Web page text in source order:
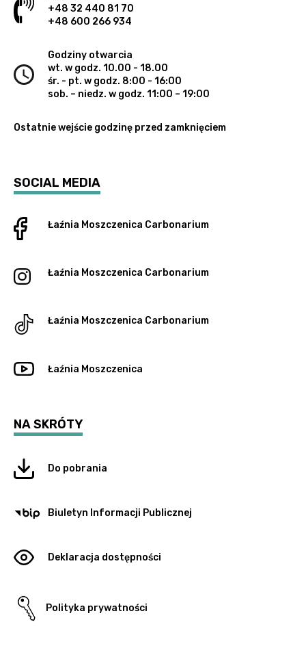
+48 32 440 81 70
+48 600 266 934
Godziny otwarcia
wt. w godz. 10.00 - 18.00
śr. - pt. w godz. 8:00 - 16:00
sob. – niedz. w godz. 11:00 – 19:00
Ostatnie wejście godzinę przed zamknięciem
SOCIAL MEDIA
Łaźnia Moszczenica Carbonarium
Łaźnia Moszczenica Carbonarium
Łaźnia Moszczenica Carbonarium
Łaźnia Moszczenica
NA SKRÓTY
Do pobrania
Biuletyn Informacji Publicznej
Deklaracja dostępności
Polityka prywatności